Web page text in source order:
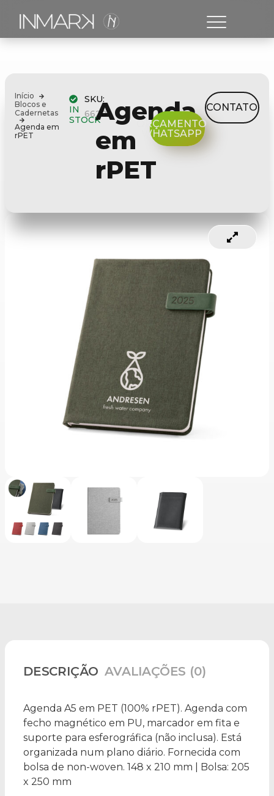
Início
Blocos e
Cadernetas
Agenda em
rPET
IN
STOCK
SKU:
66201
Agenda
em
rPET
ORÇAMENTO
WHATSAPP
CONTATO
DESCRIÇÃO AVALIAÇÕES (0)
Agenda A5 em PET (100% rPET). Agenda com
fecho magnético em PU, marcador em fita e
suporte para esferográfica (não inclusa). Está
organizada num plano diário. Fornecida com
bolsa de non-woven. 148 x 210 mm | Bolsa: 205
x 250 mm